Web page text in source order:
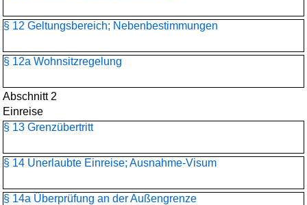
§ 12 Geltungsbereich; Nebenbestimmungen
§ 12a Wohnsitzregelung
Abschnitt 2
Einreise
§ 13 Grenzübertritt
§ 14 Unerlaubte Einreise; Ausnahme-Visum
§ 14a Überprüfung an der Außengrenze